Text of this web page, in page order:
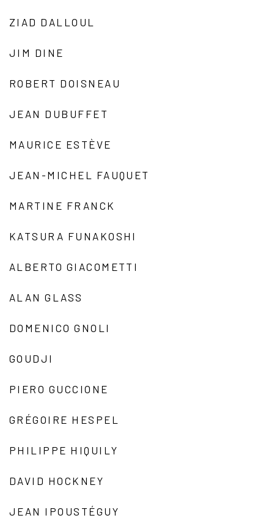
ZIAD DALLOUL
JIM DINE
ROBERT DOISNEAU
JEAN DUBUFFET
MAURICE ESTÈVE
JEAN-MICHEL FAUQUET
MARTINE FRANCK
KATSURA FUNAKOSHI
ALBERTO GIACOMETTI
ALAN GLASS
DOMENICO GNOLI
GOUDJI
PIERO GUCCIONE
GRÉGOIRE HESPEL
PHILIPPE HIQUILY
DAVID HOCKNEY
JEAN IPOUSTÉGUY